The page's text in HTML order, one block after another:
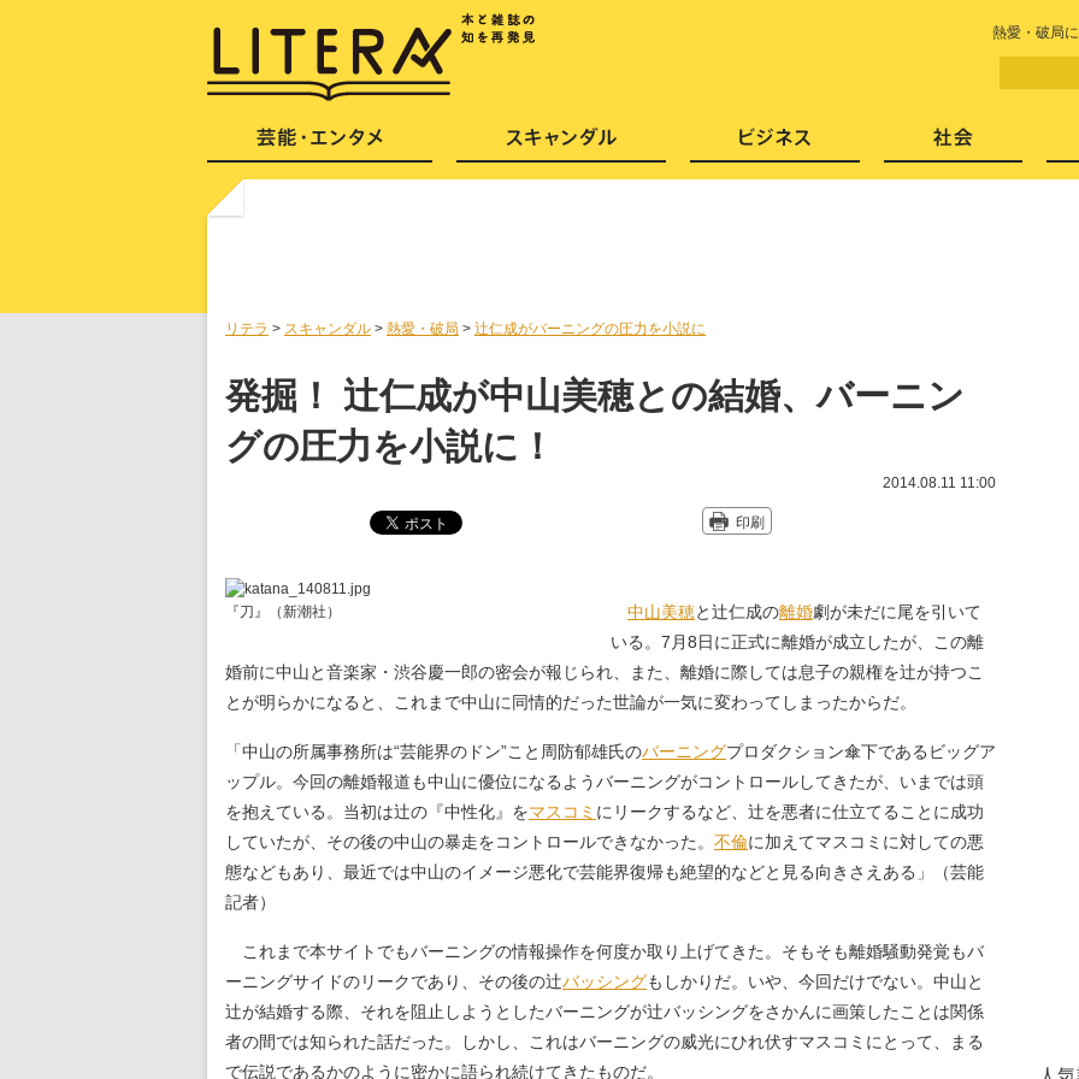
熱愛・破局
リテラ > スキャンダル > 熱愛・破局 > 辻仁成がバーニングの圧力を小説に
発掘！ 辻仁成が中山美穂との結婚、バーニン
グの圧力を小説に！
2014.08.11 11:00
印刷
『刀』（新潮社） 中山美穂と辻仁成の離婚劇が未だに尾を引いて
いる。7月8日に正式に離婚が成立したが、この離
婚前に中山と音楽家・渋谷慶一郎の密会が報じられ、また、離婚に際しては息子の親権を辻が持つこ
とが明らかになると、これまで中山に同情的だった世論が一気に変わってしまったからだ。
「中山の所属事務所は“芸能界のドン”こと周防郁雄氏のバーニングプロダクション傘下であるビッグア
ップル。今回の離婚報道も中山に優位になるようバーニングがコントロールしてきたが、いまでは頭
を抱えている。当初は辻の『中性化』をマスコミ にリークするなど、辻を悪者に仕立てることに成功
していたが、その後の中山の暴走をコントロールできなかった。 不倫に加えてマスコミに対しての悪
態などもあり、最近では中山のイメージ悪化で芸能界復帰も絶望的などと見る向きさえある」（芸能
記者）
これまで本サイトでもバーニングの情報操作を何度か取り上げてきた。そもそも離婚騒動発覚もバ
ーニングサイドのリークであり、その後の辻バッシングもしかりだ。いや、今回だけでない。中山と
辻が結婚する際、それを阻止しようとしたバーニングが辻バッシングをさかんに画策したことは関係
者の間では知られた話だった。しかし、これはバーニングの威光にひれ伏すマスコミにとって、まる
で伝説であるかのように密かに語られ続けてきたものだ。
芸能・エンタメ スキャンダル